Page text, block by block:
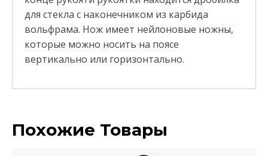
для стекла с наконечником из карбида
вольфрама. Нож имеет нейлоновые ножны,
которые можно носить на поясе
вертикально или горизонтально.
Похожие Товары